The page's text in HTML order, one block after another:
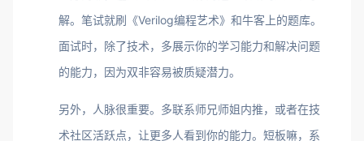
解。笔试就刷《Verilog编程艺术》和牛客上的题库。
面试时，除了技术，多展示你的学习能力和解决问题
的能力，因为双非容易被质疑潜力。
另外，人脉很重要。多联系师兄师姐内推，或者在技
术社区活跃点，让更多人看到你的能力。短板嘛，系